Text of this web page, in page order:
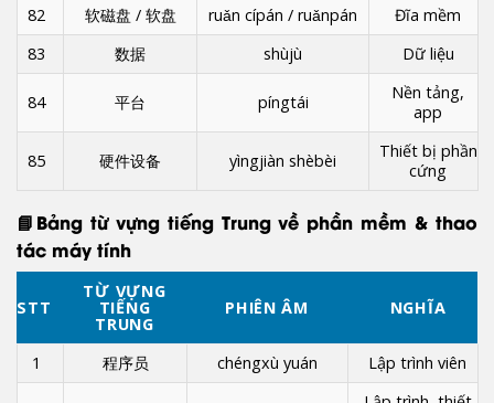
82 软磁盘 / 软盘 ruǎn cípán / ruǎnpán
Đĩa mềm
83
数据 shùjù Dữ liệu
84 平台 píngtái
Nền tảng,
app
85 硬件设备 yìngjiàn shèbèi
Thiết bị phần
cứng
📘Bảng từ vựng tiếng Trung về phần mềm & thao
tác máy tính
STT
TỪ VỰNG
TIẾNG
TRUNG
PHIÊN ÂM NGHĨA
1 程序员 chéngxù yuán Lập trình viên